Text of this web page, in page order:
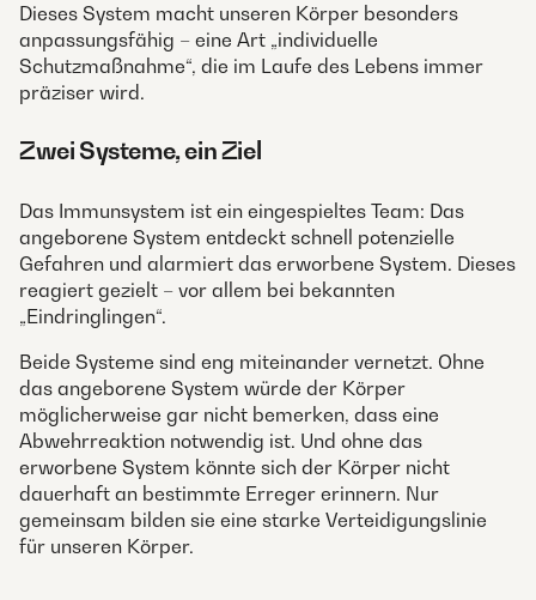
Dieses System macht unseren Körper besonders
anpassungsfähig – eine Art „individuelle
Schutzmaßnahme“, die im Laufe des Lebens immer
präziser wird.
Zwei Systeme, ein Ziel
Das Immunsystem ist ein eingespieltes Team: Das
angeborene System entdeckt schnell potenzielle
Gefahren und alarmiert das erworbene System. Dieses
reagiert gezielt – vor allem bei bekannten
„Eindringlingen“.
Beide Systeme sind eng miteinander vernetzt. Ohne
das angeborene System würde der Körper
möglicherweise gar nicht bemerken, dass eine
Abwehrreaktion notwendig ist. Und ohne das
erworbene System könnte sich der Körper nicht
dauerhaft an bestimmte Erreger erinnern. Nur
gemeinsam bilden sie eine starke Verteidigungslinie
für unseren Körper.